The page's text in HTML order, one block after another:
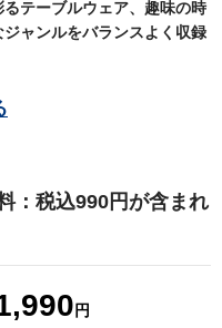
テーブルウェア、趣味の時
ャンルをバランスよく収録
：税込990円が含まれ
円